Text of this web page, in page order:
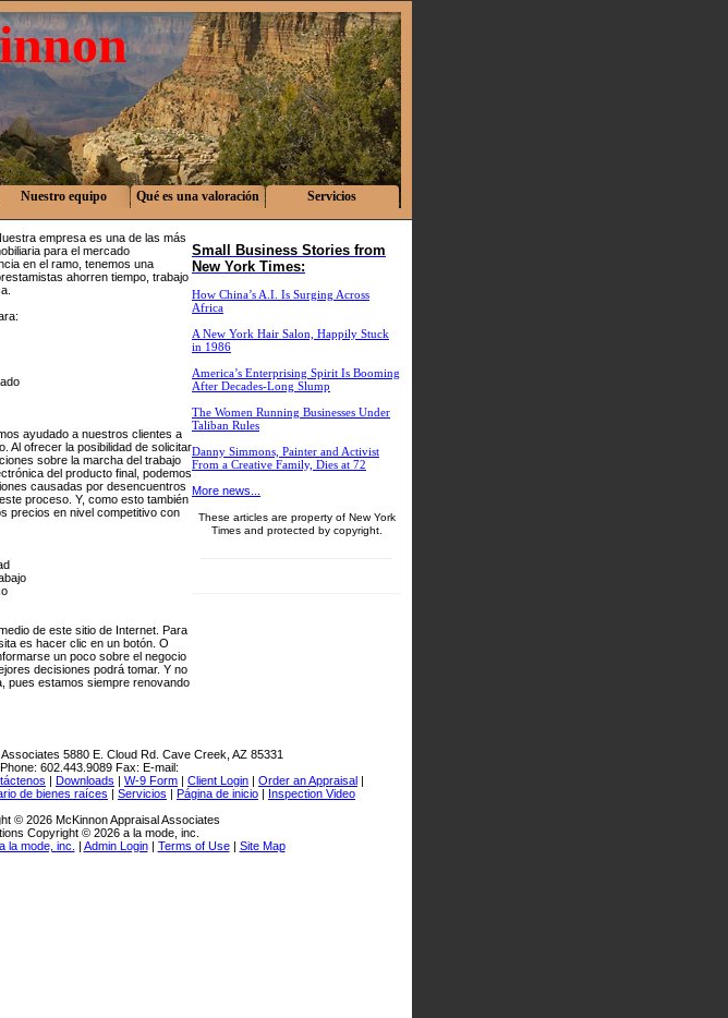
Nuestro equipo Qué es una valoración Servicios
empresa es una de las más
para el mercado
en el ramo, tenemos una
ahorren tiempo, trabajo
ayudado a nuestros clientes a
Al ofrecer la posibilidad de solicitar
sobre la marcha del trabajo
del producto final, podemos
causadas por desencuentros
proceso. Y, como esto también
precios en nivel competitivo con
de este sitio de Internet. Para
es hacer clic en un botón. O
un poco sobre el negocio
decisiones podrá tomar. Y no
pues estamos siempre renovando
Small Business Stories from
New York Times:
How China’s A.I. Is Surging Across
Africa
A New York Hair Salon, Happily Stuck
in 1986
America’s Enterprising Spirit Is Booming
After Decades-Long Slump
The Women Running Businesses Under
Taliban Rules
Danny Simmons, Painter and Activist
From a Creative Family, Dies at 72
More news...
These articles are property of New York
Times and protected by copyright.
5880 E. Cloud Rd. Cave Creek, AZ 85331
Phone: 602.443.9089 Fax: E-mail:
| Downloads | W-9 Form | Client Login | Order an Appraisal |
de bienes raíces | Servicios | Página de inicio | Inspection Video
© 2026 McKinnon Appraisal Associates
Copyright © 2026 a la mode, inc.
a la mode, inc. | Admin Login| Terms of Use| Site Map